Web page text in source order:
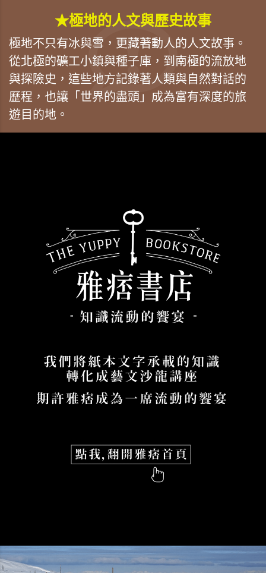
★極地的人文與歷史故事
極地不只有冰與雪，更藏著動人的人文故事。
從北極的礦工小鎮與種子庫，到南極的流放地
與探險史，這些地方記錄著人類與自然對話的
歷程，也讓「世界的盡頭」成為富有深度的旅
遊目的地。